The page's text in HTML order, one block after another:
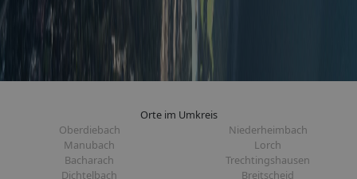
Orte im Umkreis
Oberdiebach
Niederheimbach
Manubach
Lorch
Bacharach
Trechtingshausen
Dichtelbach
Breitscheid